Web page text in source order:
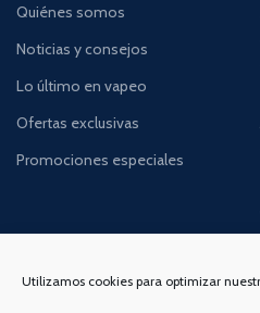
Utilizamos cookies para optimizar
Quiénes somos
Noticias y consejos
Lo último en vapeo
Ofertas exclusivas
Promociones especiales